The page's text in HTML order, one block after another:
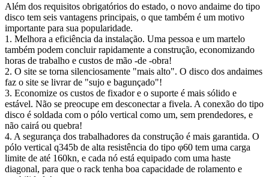
Além dos requisitos obrigatórios do estado, o novo andaime do tipo
disco tem seis vantagens principais, o que também é um motivo
importante para sua popularidade.
1. Melhora a eficiência da instalação. Uma pessoa e um martelo
também podem concluir rapidamente a construção, economizando
horas de trabalho e custos de mão -de -obra!
2. O site se torna silenciosamente "mais alto". O disco dos andaimes
faz o site se livrar de "sujo e bagunçado"!
3. Economize os custos de fixador e o suporte é mais sólido e
estável. Não se preocupe em desconectar a fivela. A conexão do tipo
disco é soldada com o pólo vertical como um, sem prendedores, e
não cairá ou quebra!
4. A segurança dos trabalhadores da construção é mais garantida. O
pólo vertical q345b de alta resistência do tipo φ60 tem uma carga
limite de até 160kn, e cada nó está equipado com uma haste
diagonal, para que o rack tenha boa capacidade de rolamento e